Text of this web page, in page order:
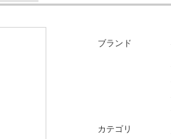
ブランド
カテゴリ